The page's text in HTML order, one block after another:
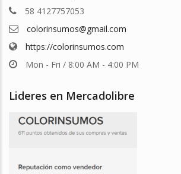
58 4127757053
colorinsumos@gmail.com
https://colorinsumos.com
Mon - Fri / 8:00 AM - 4:00 PM
Lideres en Mercadolibre